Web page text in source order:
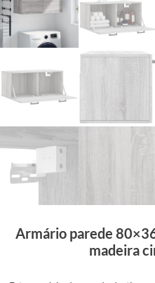
Armário parede
madeira